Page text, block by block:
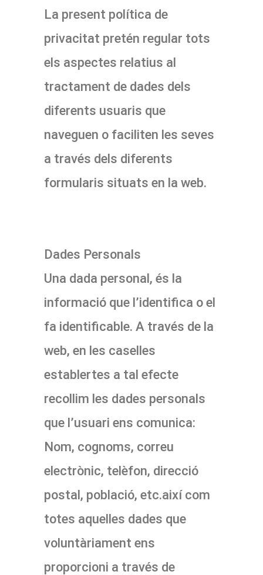
La present política de
privacitat pretén regular tots
els aspectes relatius al
tractament de dades dels
diferents usuaris que
naveguen o faciliten les seves
a través dels diferents
formularis situats en la web.
Dades Personals
Una dada personal, és la
informació que l’identifica o el
fa identificable. A través de la
web, en les caselles
establertes a tal efecte
recollim les dades personals
que l’usuari ens comunica:
Nom, cognoms, correu
electrònic, telèfon, direcció
postal, població, etc.així com
totes aquelles dades que
voluntàriament ens
proporcioni a través de